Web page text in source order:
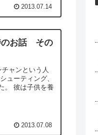
2013.07.14
のお話 その
ューティング、
。 彼は子供を養
2013.07.08